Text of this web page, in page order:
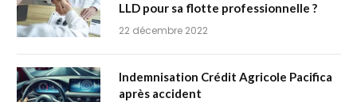
LLD pour sa flotte professionnelle ?
22 décembre 2022
Indemnisation Crédit Agricole Pacifica
après accident